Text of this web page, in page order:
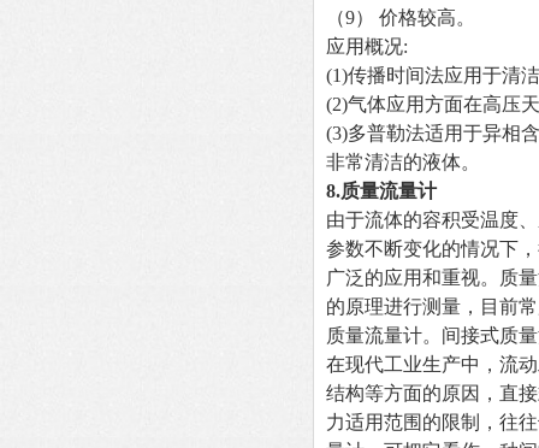
（9） 价格较高。
应用概况:
(1)传播时间法应用于清
(2)气体应用方面在高压
(3)多普勒法适用于异相
非常清洁的液体。
8.质量流量计
由于流体的容积受温度
参数不断变化的情况下
广泛的应用和重视。质
的原理进行测量，目前
质量流量计。间接式质
在现代工业生产中，流
结构等方面的原因，直
力适用范围的限制，往